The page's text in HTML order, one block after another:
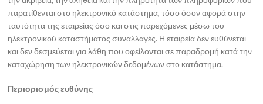
παρατίθενται στο ηλεκτρονικό κατάστημα, τόσο όσον αφορά στην
ταυτότητα της εταιρείας όσο και στις παρεχόμενες μέσω του
ηλεκτρονικού καταστήματος συναλλαγές. Η εταιρεία δεν ευθύνεται
και δεν δεσμεύεται για λάθη που οφείλονται σε παραδρομή κατά την
καταχώρηση των ηλεκτρονικών δεδομένων στο κατάστημα.
Περιορισμός ευθύνης